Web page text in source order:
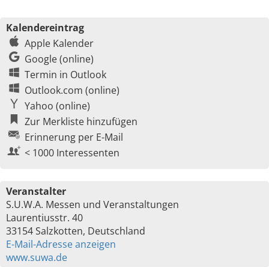
Kalendereintrag
Apple Kalender
Google (online)
Termin in Outlook
Outlook.com (online)
Yahoo (online)
Zur Merkliste hinzufügen
Erinnerung per E-Mail
< 1000 Interessenten
Veranstalter
S.U.W.A. Messen und Veranstaltungen
Laurentiusstr. 40
33154 Salzkotten, Deutschland
E-Mail-Adresse anzeigen
www.suwa.de